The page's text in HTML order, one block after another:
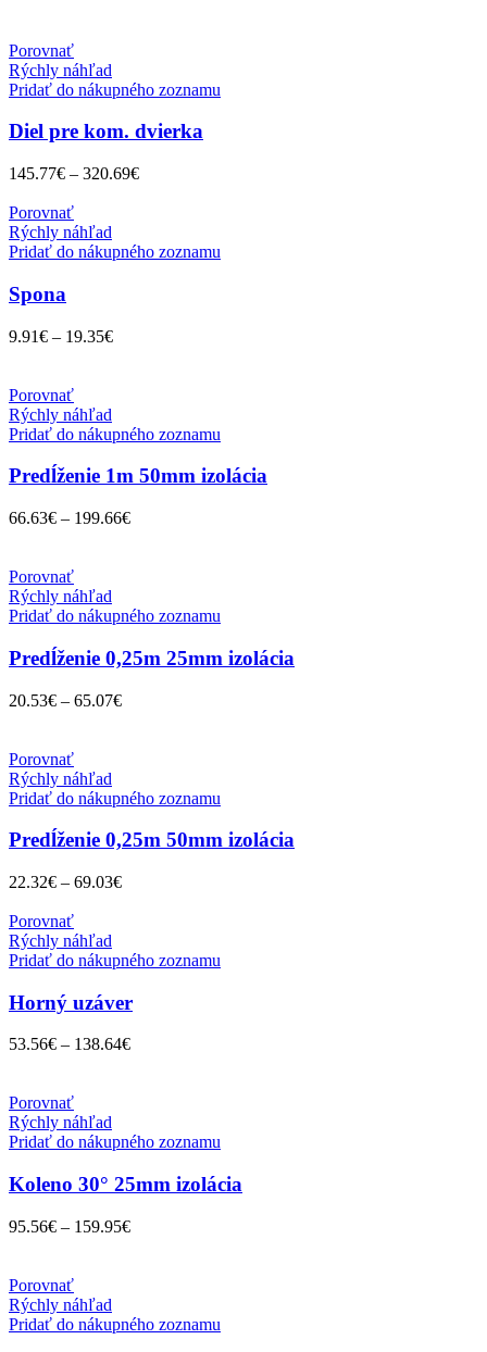
Porovnať
Rýchly náhľad
Pridať do nákupného zoznamu
Diel pre kom. dvierka
145.77€ – 320.69€
Porovnať
Rýchly náhľad
Pridať do nákupného zoznamu
Spona
9.91€ – 19.35€
Porovnať
Rýchly náhľad
Pridať do nákupného zoznamu
Predĺženie 1m 50mm izolácia
66.63€ – 199.66€
Porovnať
Rýchly náhľad
Pridať do nákupného zoznamu
Predĺženie 0,25m 25mm izolácia
20.53€ – 65.07€
Porovnať
Rýchly náhľad
Pridať do nákupného zoznamu
Predĺženie 0,25m 50mm izolácia
22.32€ – 69.03€
Porovnať
Rýchly náhľad
Pridať do nákupného zoznamu
Horný uzáver
53.56€ – 138.64€
Porovnať
Rýchly náhľad
Pridať do nákupného zoznamu
Koleno 30° 25mm izolácia
95.56€ – 159.95€
Porovnať
Rýchly náhľad
Pridať do nákupného zoznamu